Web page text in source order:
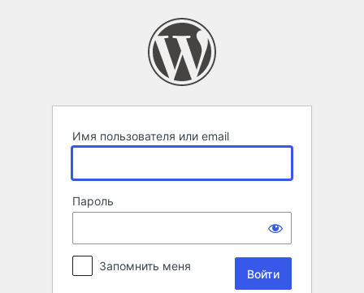
Имя пользователя или email
Пароль
Запомнить меня